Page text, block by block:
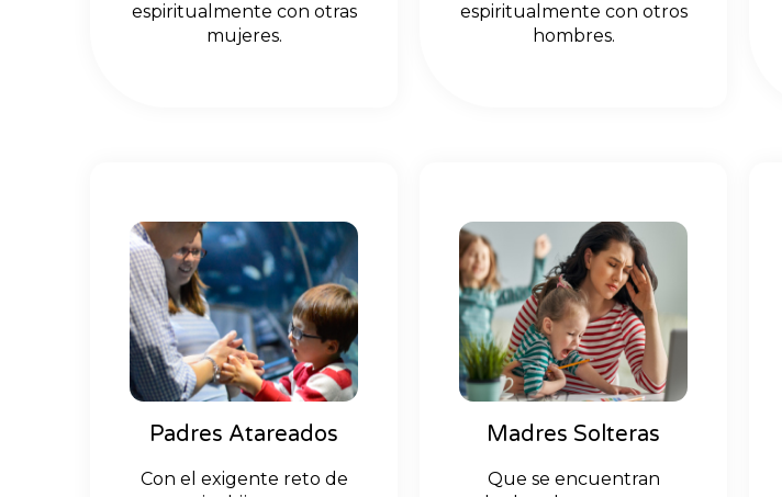
espiritualmente con otras
mujeres.
espiritualmente con otros
hombres.
Padres Atareados
Con el exigente reto de
Madres Solteras
Que se encuentran